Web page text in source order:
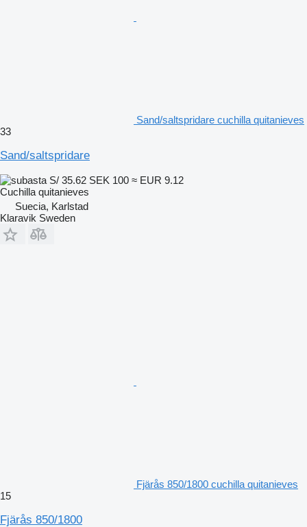
Sand/saltspridare cuchilla quitanieves
33
Sand/saltspridare
S/ 35.62 SEK 100 ≈ EUR 9.12
Cuchilla quitanieves
Suecia, Karlstad
Klaravik Sweden
Fjärås 850/1800 cuchilla quitanieves
15
Fjärås 850/1800